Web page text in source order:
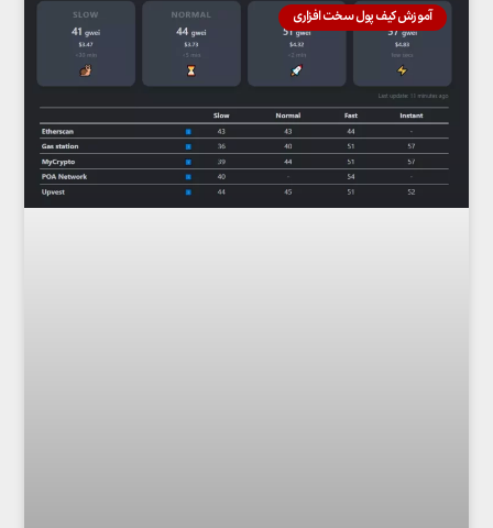
آموزش کیف پول سخت افزاری